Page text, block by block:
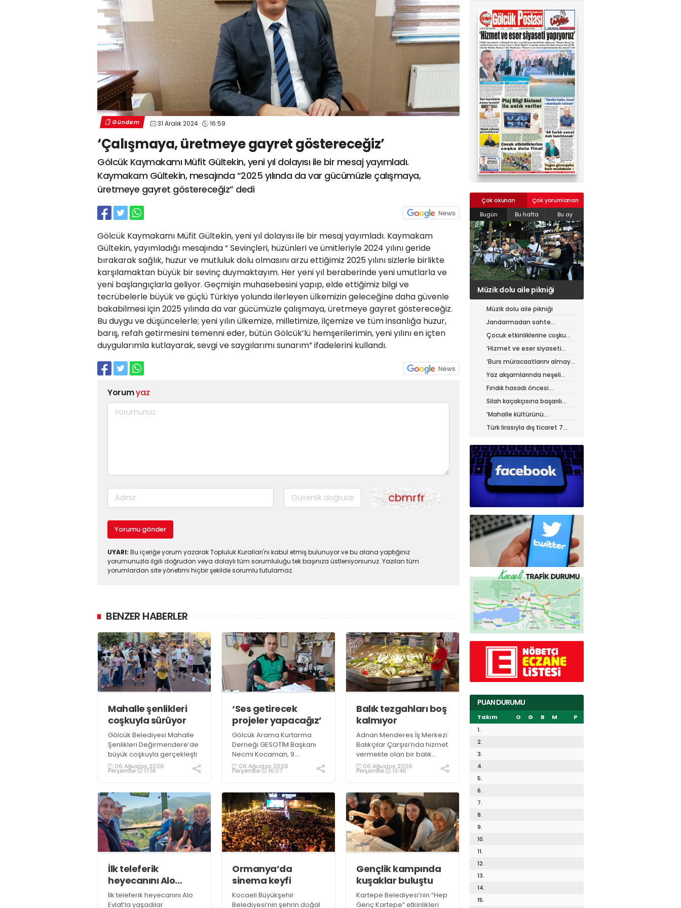
Gündem 31 Aralık 2024 16:59
‘Çalışmaya, üretmeye gayret göstereceğiz’
Gölcük Kaymakamı Müfit Gültekin, yeni yıl dolayısı ile bir mesaj yayımladı.
Kaymakam Gültekin, mesajında “2025 yılında da var gücümüzle çalışmaya,
üretmeye gayret göstereceğiz” dedi
Gölcük Kaymakamı Müfit Gültekin, yeni yıl dolayısı ile bir mesaj yayımladı. Kaymakam
Gültekin, yayımladığı mesajında “ Sevinçleri, hüzünleri ve ümitleriyle 2024 yılını geride
bırakarak sağlık, huzur ve mutluluk dolu olmasını arzu ettiğimiz 2025 yılını sizlerle birlikte
karşılamaktan büyük bir sevinç duymaktayım. Her yeni yıl beraberinde yeni umutlarla ve
yeni başlangıçlarla geliyor. Geçmişin muhasebesini yapıp, elde ettiğimiz bilgi ve
tecrübelerle büyük ve güçlü Türkiye yolunda ilerleyen ülkemizin geleceğine daha güvenle
bakabilmesi için 2025 yılında da var gücümüzle çalışmaya, üretmeye gayret göstereceğiz.
Bu duygu ve düşüncelerle; yeni yılın ülkemize, milletimize, ilçemize ve tüm insanlığa huzur,
barış, refah getirmesini temenni eder, bütün Gölcük’lü hemşerilerimin, yeni yılını en içten
duygularımla kutlayarak, sevgi ve saygılarımı sunarım” ifadelerini kullandı.
Yorumyaz
Yorumu gönder
UYARI: Bu içeriğe yorum yazarak Topluluk Kuralları'nı kabul etmiş bulunuyor ve bu alana yaptığınız
yorumunuzla ilgili doğrudan veya dolaylı tüm sorumluluğu tek başınıza üstleniyorsunuz. Yazılan tüm
yorumlardan site yönetimi hiçbir şekilde sorumlu tutulamaz.
BENZER HABERLER
Mahalle şenlikleri
coşkuyla sürüyor
Gölcük Belediyesi Mahalle
Şenlikleri Değirmendere’de
büyük coşkuyla gerçekleşti
06 Ağustos 2026
Perşembe 17:16
‘Ses getirecek
projeler yapacağız’
Gölcük Arama Kurtarma
Derneği GESOTİM Başkanı
Necmi Kocaman, 9
Ağustos’ta gerçekleşecek
sınavın ardından 4. Akredite
tamamlayacaklarını ifade
ederek açıklamalarda
bulundu. Kocaman,
“Gölcük’te ve Kocaeli
genelinde ses getirecek
projelerimizi tek tek hayata
geçireceğiz” dedi
06 Ağustos 2026
Perşembe 16:07
Balık tezgahları boş
kalmıyor
Adnan Menderes İş Merkezi
Balıkçılar Çarşısı’nda hizmet
vermekte olan bir balık
restoranının işletme
sahiplerinden Emrah
tezgahlarda taze balık
bulunduğunu ifade ederek
“Yıl boyunca tezgahlarda
taze balık bulmak mümkün
oluyor” dedi
06 Ağustos 2026
Perşembe 13:46
İlk teleferik
heyecanını Alo
Evlat’la yaşadılar
İlk teleferik heyecanını Alo
Evlat’la yaşadılar
Ormanya’da
sinema keyfi
Kocaeli Büyükşehir
Belediyesi’nin şehrin doğal
Gençlik kampında
kuşaklar buluştu
Kartepe Belediyesi’nin “Hep
Genç Kartepe” etkinlikleri
Çok okunan
Çok yorumlanan
Bugün
Bu hafta Bu ay
Jandarmadan sahte
çantacılara darbe
Müzik dolu aile pikniği
Jandarmadan sahte
çantacılara darbe
Çocuk etkinliklerine coşku
dolu final
‘Hizmet ve eser siyaseti
yapıyoruz’
‘Burs müracaatlarını almaya
başladık’
Yaz akşamlarında neşeli
etkinlikler
Fındık hasadı öncesi
üreticiye yol desteği
Silah kaçakçısına başarılı
operasyon
‘Mahalle kültürünü
güçlendiriyoruz’
Türk lirasıyla dış ticaret 7
PUAN DURUMU
Takım O G B M
P
1.
2.
3.
4.
5.
6.
7.
8.
9.
10.
11.
12.
13.
14.
15.
02624132333
haber@golcukpostasi.com